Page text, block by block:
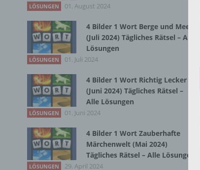
LÖSUNGEN 01. August 2024
4 Bilder 1 Wort Berge und Meer
(Juli 2024) Tägliches Rätsel – Alle
Lösungen
LÖSUNGEN 01. Juli 2024
4 Bilder 1 Wort Richtig Lecker
(Juni 2024) Tägliches Rätsel –
Alle Lösungen
LÖSUNGEN 01. Juni 2024
4 Bilder 1 Wort Zauberhafte
Märchenwelt (Mai 2024)
Tägliches Rätsel – Alle Lösungen
LÖSUNGEN 29. April 2024